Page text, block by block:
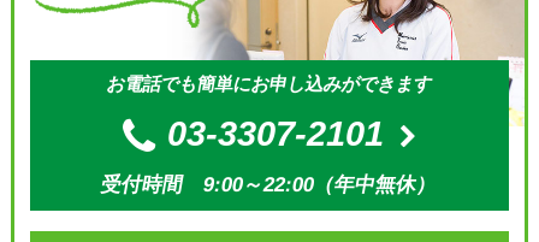
お電話でも簡単にお申し込みができます
03-3307-2101
受付時間 9:00～22:00（年中無休）